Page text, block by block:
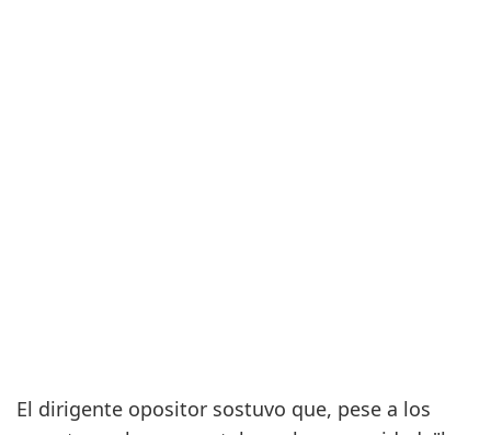
El dirigente opositor sostuvo que, pese a los